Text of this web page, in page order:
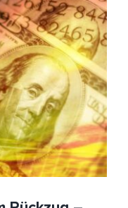
Trump droht China
US-Ölproduktion